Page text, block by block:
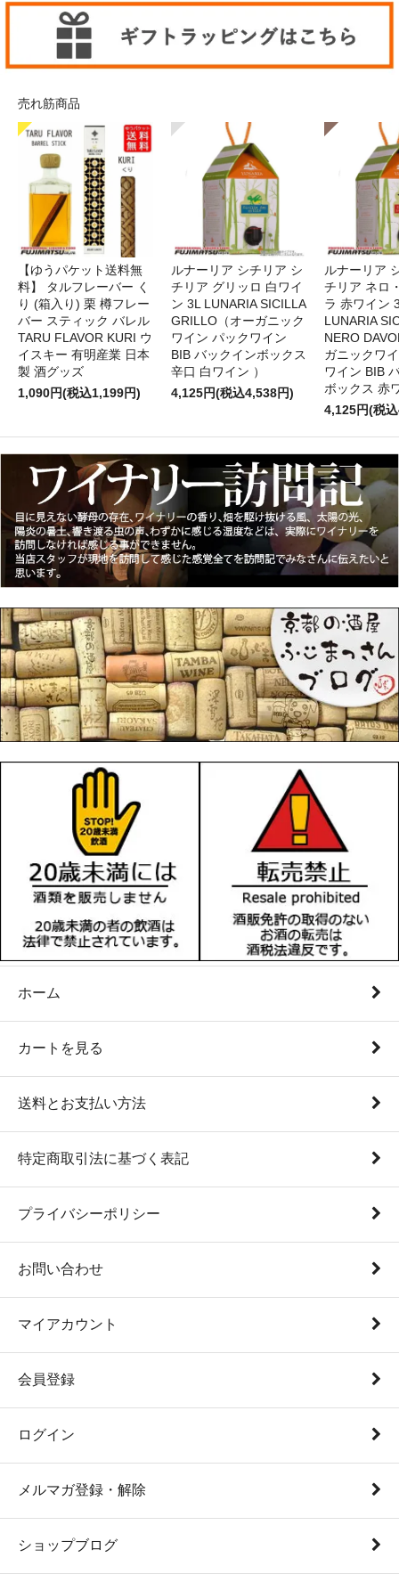
売れ筋商品
【ゆうパケット送料無
料】 タルフレーバー く
り (箱入り) 栗 樽フレー
バー スティック バレル
TARU FLAVOR KURI ウ
イスキー 有明産業 日本
製 酒グッズ
1,090円(税込1,199円)
ルナーリア シチリア シ
チリア グリッロ 白ワイ
ン 3L LUNARIA SICILLA
GRILLO（オーガニック
ワイン パックワイン
BIB バックインボックス
辛口 白ワイン ）
4,125円(税込4,538円)
ルナーリア
チリア ネロ
ラ 赤ワイ
LUNARIA
NERO
ガニックワ
ワイン BIB
ボックス 赤
4,125円(税
ホーム
カートを見る
送料とお支払い方法
特定商取引法に基づく表記
プライバシーポリシー
お問い合わせ
マイアカウント
会員登録
ログイン
メルマガ登録・解除
ショップブログ